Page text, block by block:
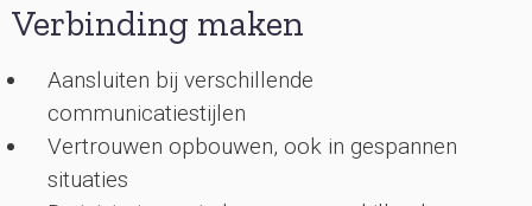
Verbinding maken
Aansluiten bij verschillende
communicatiestijlen
Vertrouwen opbouwen, ook in gespannen
situaties